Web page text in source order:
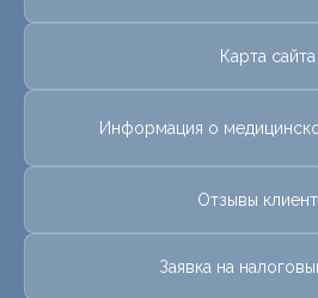
Карта сайта
Информация о
Отзывы
Заявка на